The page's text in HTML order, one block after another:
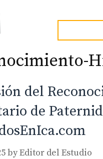
del
de
byEditor del Estudio